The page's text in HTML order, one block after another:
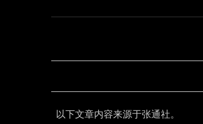
以下文章内容来源于张通社。